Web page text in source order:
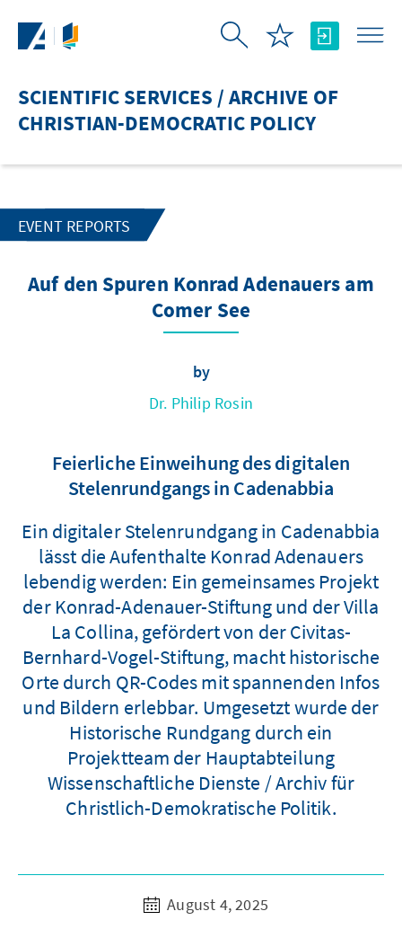
SCIENTIFIC SERVICES / ARCHIVE OF
CHRISTIAN-DEMOCRATIC POLICY
EVENT REPORTS
Auf den Spuren Konrad Adenauers am
Comer See
by
Dr. Philip Rosin
Feierliche Einweihung des digitalen
Stelenrundgangs in Cadenabbia
Ein digitaler Stelenrundgang in Cadenabbia
lässt die Aufenthalte Konrad Adenauers
lebendig werden: Ein gemeinsames Projekt
der Konrad-Adenauer-Stiftung und der Villa
La Collina, gefördert von der Civitas-
Bernhard-Vogel-Stiftung, macht historische
Orte durch QR-Codes mit spannenden Infos
und Bildern erlebbar. Umgesetzt wurde der
Historische Rundgang durch ein
Projektteam der Hauptabteilung
Wissenschaftliche Dienste / Archiv für
Christlich-Demokratische Politik.
August 4, 2025